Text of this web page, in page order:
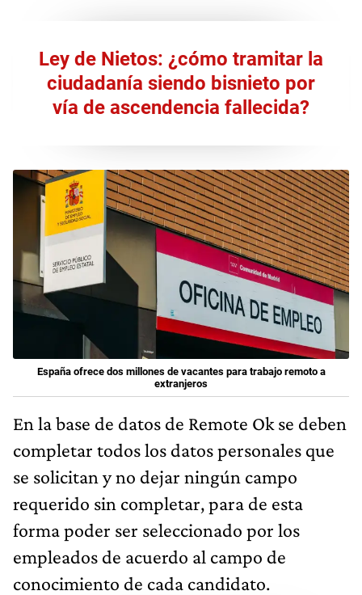
Ley de Nietos: ¿cómo tramitar la
ciudadanía siendo bisnieto por
vía de ascendencia fallecida?
España ofrece dos millones de vacantes para trabajo remoto a
extranjeros
En la base de datos de Remote Ok se deben
completar todos los datos personales que
se solicitan y no dejar ningún campo
requerido sin completar, para de esta
forma poder ser seleccionado por los
empleados de acuerdo al campo de
conocimiento de cada candidato.